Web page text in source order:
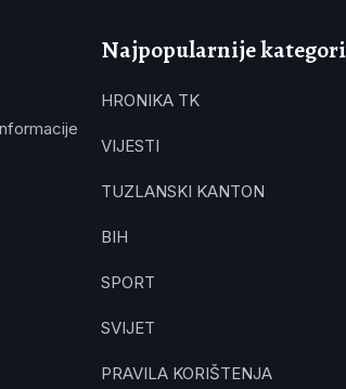
Najpopularnije
HRONIKA TK
VIJESTI
TUZLANSKI KANTON
BIH
SPORT
SVIJET
PRAVILA KORIŠTENJA